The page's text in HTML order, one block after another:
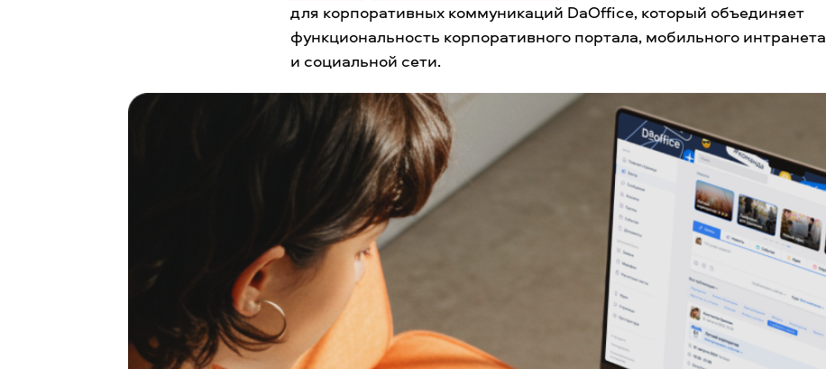
для корпоративных коммуникаций DaOffice, который объединяет
функциональность корпоративного портала, мобильного интранета
и социальной сети.